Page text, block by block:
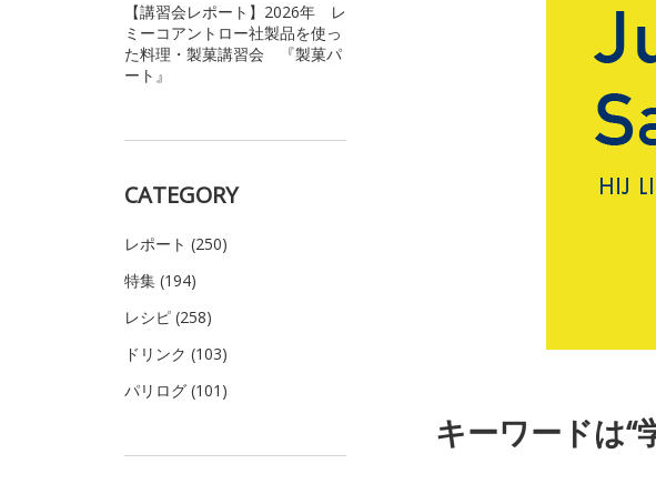
キーワードは“
【講習会レポート】2026年 レ
ミーコアントロー社製品を使っ
た料理・製菓講習会 『製菓パ
ート』
CATEGORY
レポート (250)
特集 (194)
レシピ (258)
ドリンク (103)
パリログ (101)